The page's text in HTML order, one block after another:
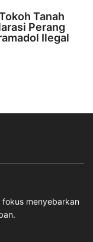
Tanah
Perang
Ilegal
menyebarkan